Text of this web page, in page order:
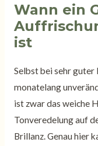
Wann ein
ist
Selbst bei sehr
monatelang
ist zwar das weiche
Tonveredelung auf
Brillanz. Genau hier